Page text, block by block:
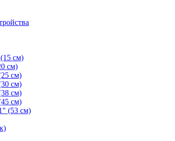
см)
см)
см)
см)
см)
см)
(53 см)